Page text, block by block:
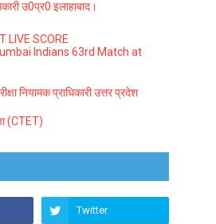
उ0प्र0 इलाहाबाद।
LIVE SCORE
Indians 63rd Match at
नियामक प्राधिकारी उत्तर प्रदेश
(CTET)